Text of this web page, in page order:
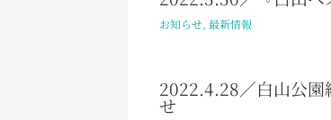
お知らせ, 最新情報
2022.4.28／白山公園
せ